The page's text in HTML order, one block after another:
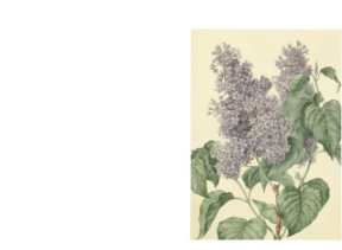
3
2
1
23. Januar 2026